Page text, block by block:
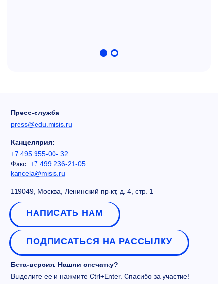
Пресс-служба
press@edu.misis.ru
Канцелярия:
+7 495 955-00- 32
Факс: +7 499 236-21-05
kancela@misis.ru
119049, Москва, Ленинский пр-кт, д. 4, стр. 1
НАПИСАТЬ НАМ
ПОДПИСАТЬСЯ НА РАССЫЛКУ
Бета-версия. Нашли опечатку?
Выделите ее и нажмите Ctrl+Enter. Спасибо за участие!